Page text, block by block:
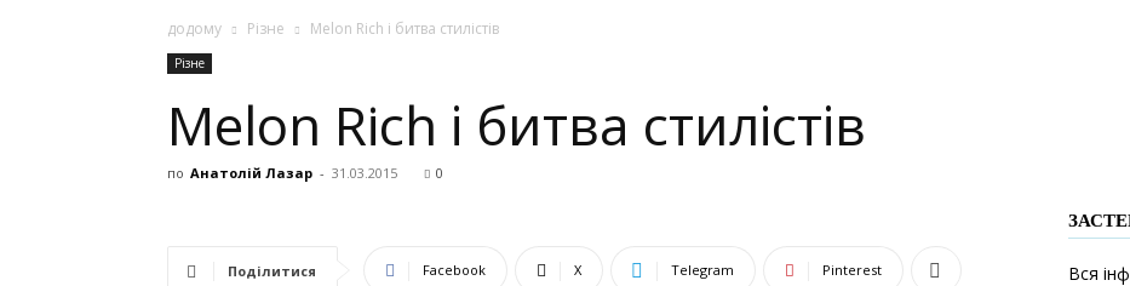
додому Різне Melon Rich і битва стилістів
Різне
Melon Rich і битва стилістів
по Анатолій Лазар - 31.03.2015 0
Поділитися Facebook X Telegram Pinterest
Вся